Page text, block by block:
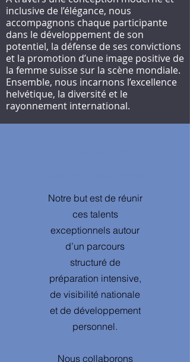
inclusive de l’élégance, nous
accompagnons chaque participante
dans le développement de son
potentiel, la défense de ses convictions
et la promotion d’une image positive de
la femme suisse sur la scène mondiale.
Ensemble, nous incarnons l’excellence
helvétique, la diversité et le
rayonnement international.
Notre but est de réunir
ces talents
exceptionnels autour
d’un parcours
structuré de
préparation intensive,
de visibilité nationale
et de développement
personnel.
Nous collaborons